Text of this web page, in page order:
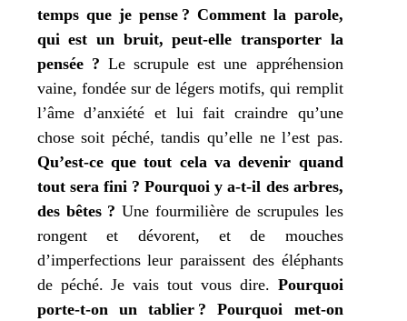
temps queje pense ? Comment la parole,
qui est un bruit, peut-elle trans­por­ter la
pen­sée ? Le scru­pule est une appré­hen­sion
vaine, fon­dée sur de légers motifs, qui rem­plit
l’âme d’anxiété et lui fait craindre qu’une
chose soit péché, tan­dis qu’elle ne l’est pas.
Qu’est-ce que tout cela va deve­nir quand
tout sera fini ? Pourquoi y a‑t-il des arbres,
des bêtes ? Une four­mi­lière de scru­pules les
rongent et dévorent, et de mouches
d’imperfections leur paraissent des élé­phants
de péché.Je vais tout vous dire. Pourquoi
porte-t-on un tablier ?
Pourquoi met-on